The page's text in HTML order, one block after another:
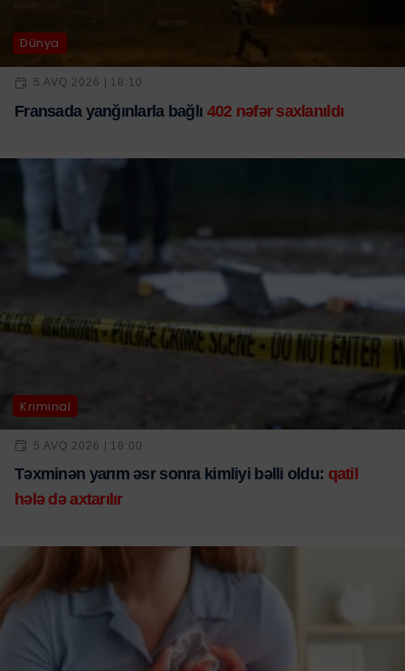
Dünya
5 AVQ 2026 | 18:10
Fransada yanğınlarla bağlı 402 nəfər saxlanıldı
Kriminal
5 AVQ 2026 | 18:00
Təxminən yarım əsr sonra kimliyi bəlli oldu: qatil
hələ də axtarılır